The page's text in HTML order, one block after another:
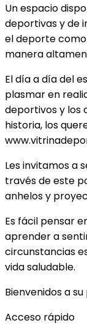
Un espacio
deportivas y de
el deporte
manera
El día a día del
plasmar en
deportivos y los
historia, los
Les invitamos a
través de este
anhelos y
Es fácil pensar
aprender a
circunstancias
vida saludable.
Bienvenidos a
Acceso rápido